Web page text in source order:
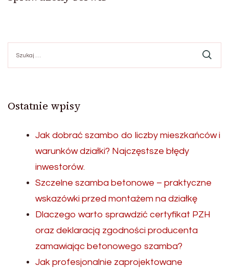
Ostatnie wpisy
Jak dobrać szambo do liczby mieszkańców i
warunków działki? Najczęstsze błędy
inwestorów.
Szczelne szamba betonowe – praktyczne
wskazówki przed montażem na działkę
Dlaczego warto sprawdzić certyfikat PZH
oraz deklaracją zgodności producenta
zamawiając betonowego szamba?
Jak profesjonalnie zaprojektowane